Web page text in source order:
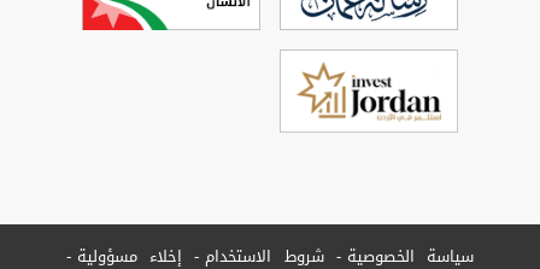
سياسة الخصوصية شروط الاستخدام إخلاء مسؤولية